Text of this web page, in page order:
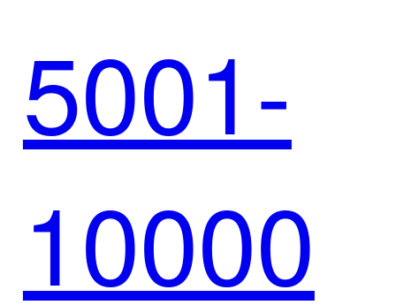
远：迈
富时与
5001-
10000